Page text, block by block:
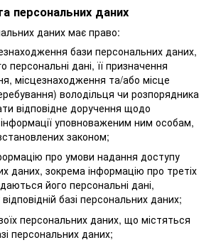
персональних даних
даних має право:
бази персональних даних,
персональні дані, її призначення
місцезнаходження та/або місце
володільця чи розпорядника
відповідне доручення щодо
уповноваженим ним особам,
законом;
про умови надання доступу
даних, зокрема інформацію про третіх
його персональні дані,
базі персональних даних;
персональних даних, що містяться
персональних даних;